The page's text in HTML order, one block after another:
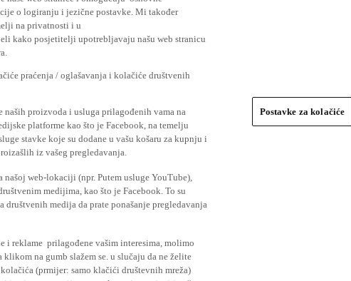
o logiranju i jezične postavke. Mi također
na privatnosti i u
kako posjetitelji upotrebljavaju našu web stranicu
praćenja / oglašavanja i kolačiće društvenih
naših proizvoda i usluga prilagođenih vama na
platforme kao što je Facebook, na temelju
stavke koje su dodane u vašu košaru za kupnju i
iz vašeg pregledavanja.
web-lokaciji (npr. Putem usluge YouTube),
medijima, kao što je Facebook. To su
medija da prate ponašanje pregledavanja
reklame prilagođene vašim interesima, molimo
na gumb slažem se. u slučaju da ne želite
(prmijer: samo klačići društevnih mreža)
Postavke za kolačiće